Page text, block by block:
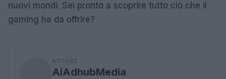
nuovi mondi. Sei pronto a scoprire tutto ciò che il
gaming ha da offrire?
AUTORE
AiAdhubMedia